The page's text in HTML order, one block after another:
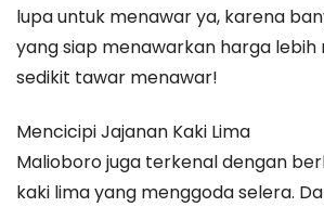
lupa untuk menawar ya, karena
yang siap menawarkan harga lebih
sedikit tawar menawar!
Mencicipi Jajanan Kaki Lima
Malioboro juga terkenal dengan
kaki lima yang menggoda selera.